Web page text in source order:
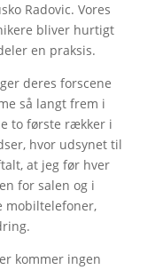
Radovic. Vores
bliver hurtigt
en praksis.
deres forscene
så langt frem i
to første rækker i
hvor udsynet til
at jeg før hver
for salen og i
mobiltelefoner,
kommer ingen